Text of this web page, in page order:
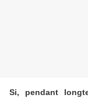
Si, pendant